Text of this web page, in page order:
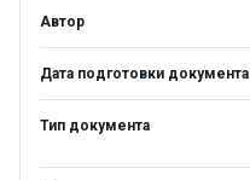
Автор
Дата подготовки документа
Тип документа